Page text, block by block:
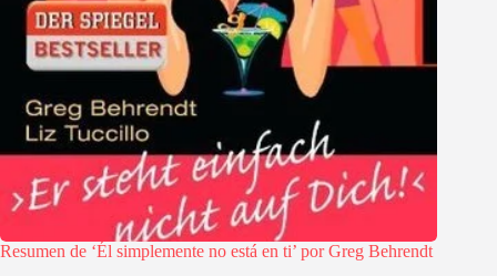
Resumen de ‘Él simplemente no está en ti’ por Greg Behrendt